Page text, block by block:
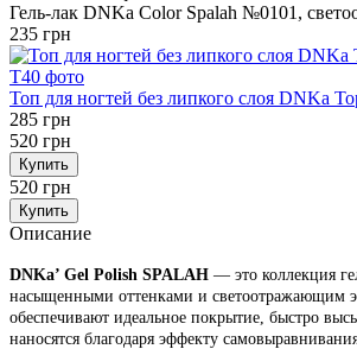
Гель-лак DNKa Color Spalah №0101,
235 грн
Топ для ногтей без липкого слоя DNKa
285 грн
520 грн
Купить
520 грн
Купить
Описание
DNKa’ Gel Polish SPALAH — это коллекция
насыщенными оттенками и светоотражающим
обеспечивают идеальное покрытие, быстро
наносятся благодаря эффекту